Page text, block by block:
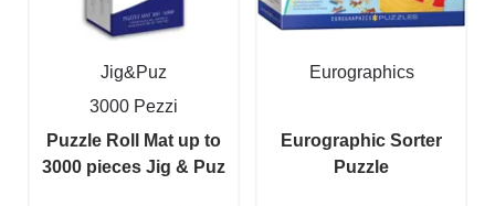
Jig&Puz
3000 Pezzi
Puzzle Roll Mat up to
3000 pieces Jig & Puz
Eurographics
Eurographic Sorter
Puzzle